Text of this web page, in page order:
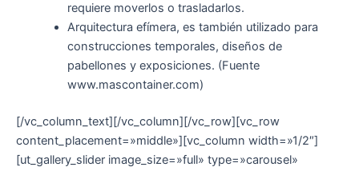
requiere moverlos o trasladarlos.
Arquitectura efímera, es también utilizado para
construcciones temporales, diseños de
pabellones y exposiciones. (Fuente
www.mascontainer.com)
[/vc_column_text][/vc_column][/vc_row][vc_row
content_placement=»middle»][vc_column width=»1/2″]
[ut_gallery_slider image_size=»full» type=»carousel»